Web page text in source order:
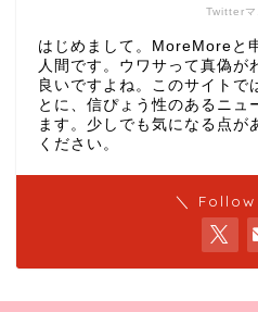
Twitterマ
はじめまして。MoreMoreと
人間です。ウワサって真偽が
良いですよね。このサイトで
とに、信ぴょう性のあるニュ
ます。少しでも気になる点が
ください。
＼ Follow